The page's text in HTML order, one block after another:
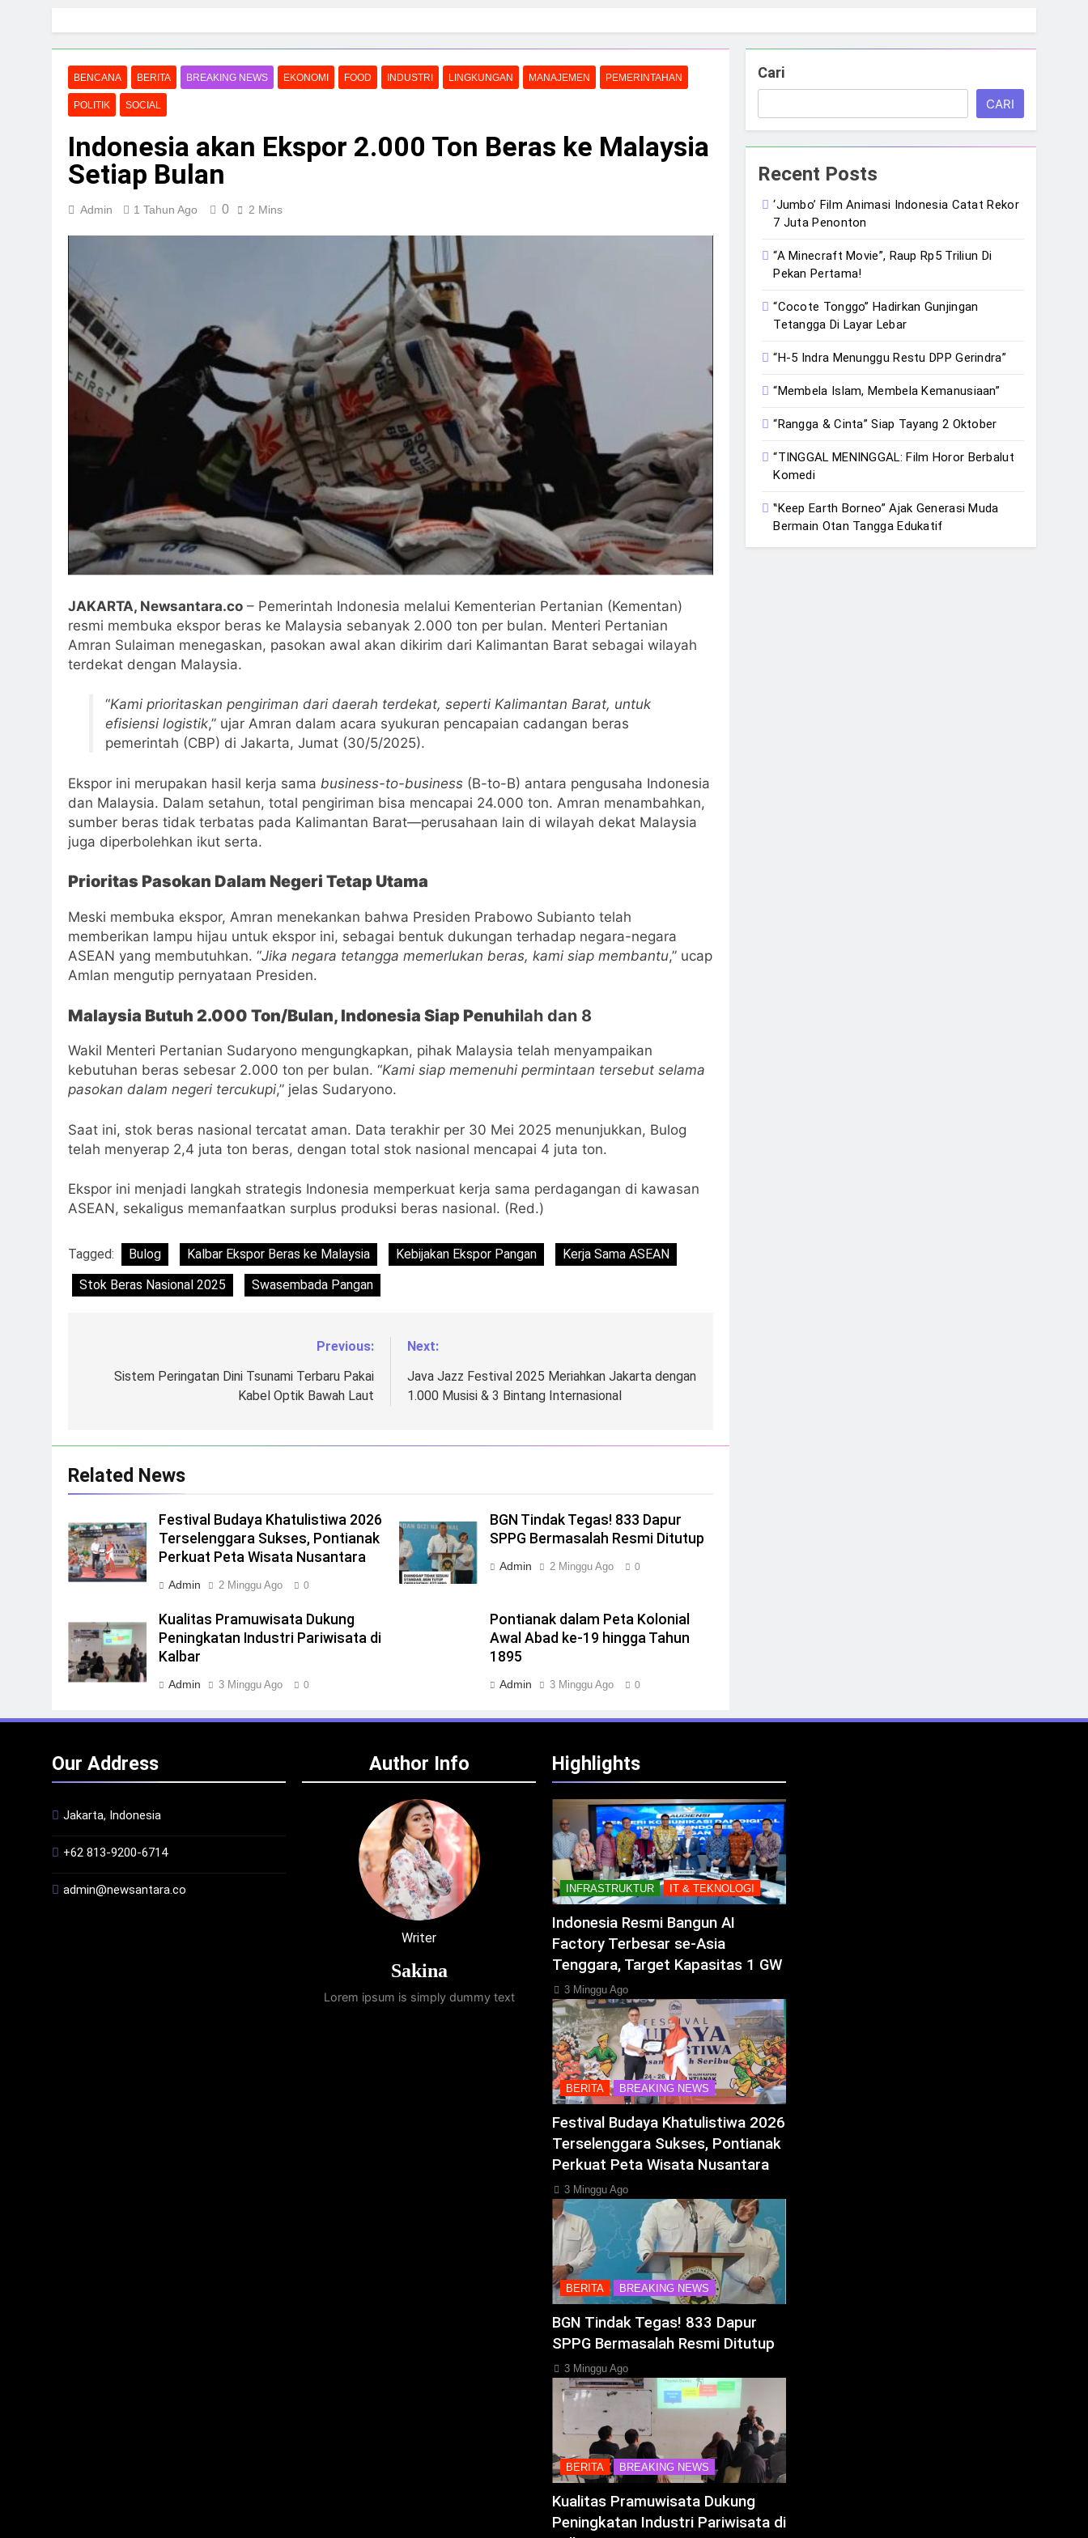
BENCANA BERITA BREAKING NEWS EKONOMI FOOD INDUSTRI LINGKUNGAN MANAJEMEN PEMERINTAHAN
POLITIK SOCIAL
Indonesia akan Ekspor 2.000 Ton Beras ke Malaysia
Setiap Bulan
Admin 1 Tahun Ago 0 2 Mins
JAKARTA, Newsantara.co – Pemerintah Indonesia melalui Kementerian Pertanian (Kementan)
resmi membuka ekspor beras ke Malaysia sebanyak 2.000 ton per bulan. Menteri Pertanian
Amran Sulaiman menegaskan, pasokan awal akan dikirim dari Kalimantan Barat sebagai wilayah
terdekat dengan Malaysia.
“Kami prioritaskan pengiriman dari daerah terdekat, seperti Kalimantan Barat, untuk
efisiensi logistik,” ujar Amran dalam acara syukuran pencapaian cadangan beras
pemerintah (CBP) di Jakarta, Jumat (30/5/2025).
Ekspor ini merupakan hasil kerja sama business-to-business (B-to-B) antara pengusaha Indonesia
dan Malaysia. Dalam setahun, total pengiriman bisa mencapai 24.000 ton. Amran menambahkan,
sumber beras tidak terbatas pada Kalimantan Barat—perusahaan lain di wilayah dekat Malaysia
juga diperbolehkan ikut serta.
Prioritas Pasokan Dalam Negeri Tetap Utama
Meski membuka ekspor, Amran menekankan bahwa Presiden Prabowo Subianto telah
memberikan lampu hijau untuk ekspor ini, sebagai bentuk dukungan terhadap negara-negara
ASEAN yang membutuhkan. “Jika negara tetangga memerlukan beras, kami siap membantu,” ucap
Amlan mengutip pernyataan Presiden.
Malaysia Butuh 2.000 Ton/Bulan, Indonesia Siap Penuhilah dan 8
Wakil Menteri Pertanian Sudaryono mengungkapkan, pihak Malaysia telah menyampaikan
kebutuhan beras sebesar 2.000 ton per bulan. “Kami siap memenuhi permintaan tersebut selama
pasokan dalam negeri tercukupi,” jelas Sudaryono.
Saat ini, stok beras nasional tercatat aman. Data terakhir per 30 Mei 2025 menunjukkan, Bulog
telah menyerap 2,4 juta ton beras, dengan total stok nasional mencapai 4 juta ton.
Ekspor ini menjadi langkah strategis Indonesia memperkuat kerja sama perdagangan di kawasan
ASEAN, sekaligus memanfaatkan surplus produksi beras nasional. (Red.)
Tagged: Bulog Kalbar Ekspor Beras ke Malaysia Kebijakan Ekspor Pangan
Kerja Sama ASEAN
Stok Beras Nasional 2025
Swasembada Pangan
pos
Previous:
Sistem Peringatan Dini Tsunami Terbaru Pakai
Kabel Optik Bawah Laut
Next:
Java Jazz Festival 2025 Meriahkan Jakarta dengan
1.000 Musisi & 3 Bintang Internasional
Related News
Festival Budaya Khatulistiwa 2026
Terselenggara Sukses, Pontianak
Perkuat Peta Wisata Nusantara
Admin 2 Minggu Ago 0
BGN Tindak Tegas! 833 Dapur
SPPG Bermasalah Resmi Ditutup
Admin 2 Minggu Ago 0
Kualitas Pramuwisata Dukung
Peningkatan Industri Pariwisata di
Kalbar
Admin 3 Minggu Ago 0
Pontianak dalam Peta Kolonial
Awal Abad ke-19 hingga Tahun
1895
Admin 3 Minggu Ago 0
Cari
CARI
Recent Posts
‘Jumbo’ Film Animasi Indonesia Catat Rekor
7 Juta Penonton
“A Minecraft Movie”, Raup Rp5 Triliun Di
Pekan Pertama!
“Cocote Tonggo” Hadirkan Gunjingan
Tetangga Di Layar Lebar
“H-5 Indra Menunggu Restu DPP Gerindra”
“Membela Islam, Membela Kemanusiaan”
“Rangga & Cinta” Siap Tayang 2 Oktober
“TINGGAL MENINGGAL: Film Horor Berbalut
Komedi
‟Keep Earth Borneo” Ajak Generasi Muda
Bermain Otan Tangga Edukatif
Our Address
Jakarta, Indonesia
+62 813-9200-6714
admin@newsantara.co
Author Info
Writer
Sakina
Lorem ipsum is simply dummy text
Highlights
INFRASTRUKTUR IT & TEKNOLOGI
Indonesia Resmi Bangun AI
Factory Terbesar se-Asia
Tenggara, Target Kapasitas 1 GW
3 Minggu Ago
BERITA BREAKING NEWS
Festival Budaya Khatulistiwa 2026
Terselenggara Sukses, Pontianak
Perkuat Peta Wisata Nusantara
3 Minggu Ago
BERITA BREAKING NEWS
BGN Tindak Tegas! 833 Dapur
SPPG Bermasalah Resmi Ditutup
3 Minggu Ago
BERITA BREAKING NEWS
Kualitas Pramuwisata Dukung
Peningkatan Industri Pariwisata di